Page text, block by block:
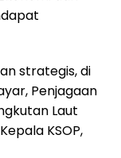
strategis, di
Penjagaan
Laut
KSOP,